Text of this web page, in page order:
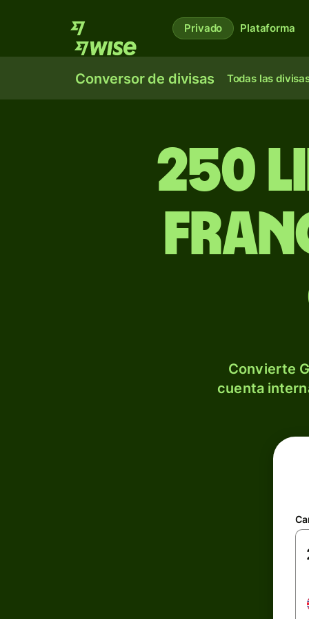
Privado Plataforma
Conversor de divisas Todas las
250
Convierte
cuenta